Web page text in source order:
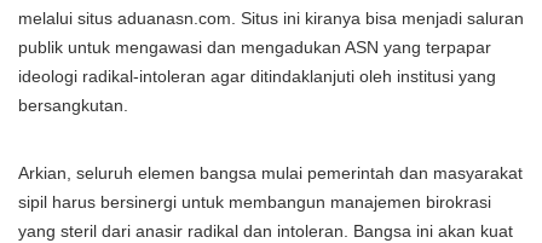
melalui situs aduanasn.com. Situs ini kiranya bisa menjadi saluran
publik untuk mengawasi dan mengadukan ASN yang terpapar
ideologi radikal-intoleran agar ditindaklanjuti oleh institusi yang
bersangkutan.
Arkian, seluruh elemen bangsa mulai pemerintah dan masyarakat
sipil harus bersinergi untuk membangun manajemen birokrasi
yang steril dari anasir radikal dan intoleran. Bangsa ini akan kuat